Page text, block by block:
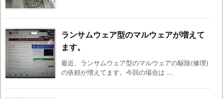
ランサムウェア型のマルウェアが増えて
ます。
最近、ランサムウェア型のマルウェアの駆除(修理)
の依頼が増えてます。今回の場合は ...